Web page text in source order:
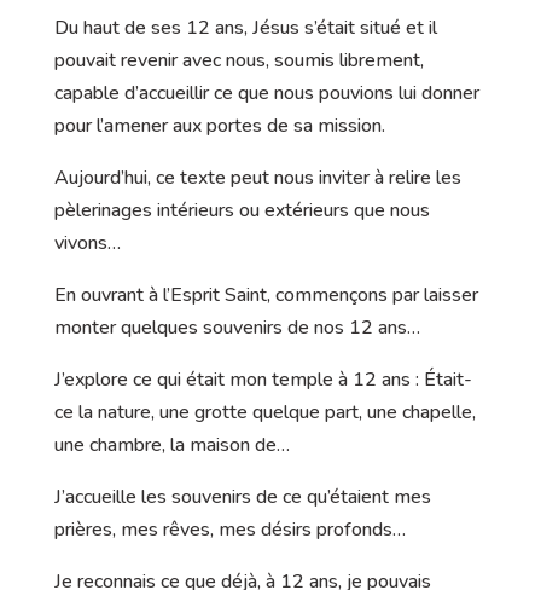
Du haut de ses 12 ans, Jésus s’était situé et il
pouvait revenir avec nous, soumis librement,
capable d’accueillir ce que nous pouvions lui donner
pour l’amener aux portes de sa mission.
Aujourd’hui, ce texte peut nous inviter à relire les
pèlerinages intérieurs ou extérieurs que nous
vivons…
En ouvrant à l’Esprit Saint, commençons par laisser
monter quelques souvenirs de nos 12 ans…
J’explore ce qui était mon temple à 12 ans : Était-
ce la nature, une grotte quelque part, une chapelle,
une chambre, la maison de…
J’accueille les souvenirs de ce qu’étaient mes
prières, mes rêves, mes désirs profonds…
Je reconnais ce que déjà, à 12 ans, je pouvais